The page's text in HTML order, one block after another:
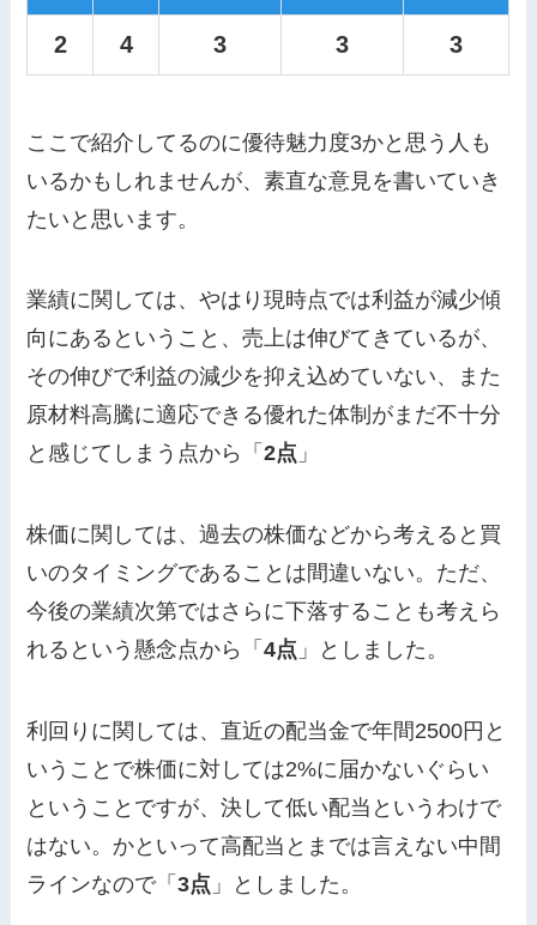
2 4 3 3 3
ここで紹介してるのに優待魅力度3かと思う人も
いるかもしれませんが、素直な意見を書いていき
たいと思います。
業績に関しては、やはり現時点では利益が減少傾
向にあるということ、売上は伸びてきているが、
その伸びで利益の減少を抑え込めていない、また
原材料高騰に適応できる優れた体制がまだ不十分
と感じてしまう点から「2点 」
株価に関しては、過去の株価などから考えると買
いのタイミングであることは間違いない。ただ、
今後の業績次第ではさらに下落することも考えら
れるという懸念点から「4点 」としました。
利回りに関しては、直近の配当金で年間2500円と
いうことで株価に対しては2%に届かないぐらい
ということですが、決して低い配当というわけで
はない。かといって高配当とまでは言えない中間
ラインなので「3点 」としました。